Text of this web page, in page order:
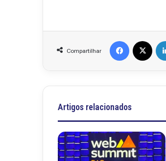
Compartilhar
Artigos relacionados